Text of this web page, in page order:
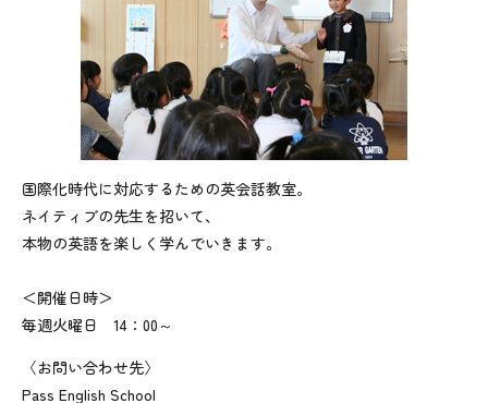
国際化時代に対応するための英会話教室。
ネイティブの先生を招いて、
本物の英語を楽しく学んでいきます。
＜開催日時＞
毎週火曜日 14：00～
〈お問い合わせ先〉
Pass English School